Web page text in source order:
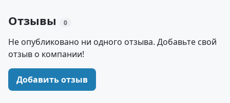
Отзывы 0
Не опубликовано ни одного отзыва. Добавьте свой
отзыв о компании!
Добавить отзыв